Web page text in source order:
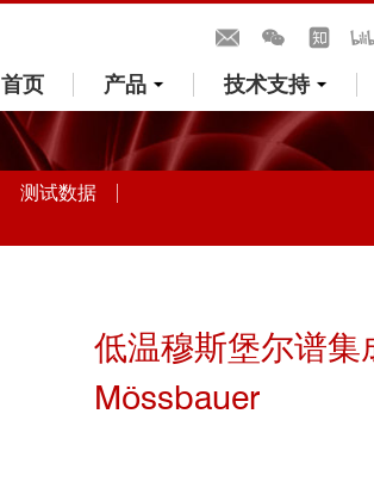
首页 产品 技术支持
测试数据
低温穆斯堡尔谱集
Mössbauer